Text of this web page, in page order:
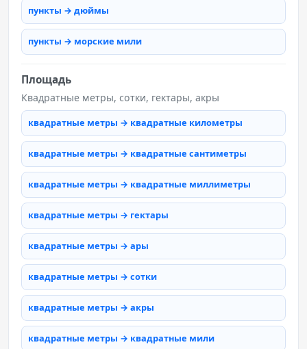
пункты → дюймы
пункты → морские мили
Площадь
Квадратные метры, сотки, гектары, акры
квадратные метры → квадратные километры
квадратные метры → квадратные сантиметры
квадратные метры → квадратные миллиметры
квадратные метры → гектары
квадратные метры → ары
квадратные метры → сотки
квадратные метры → акры
квадратные метры → квадратные мили